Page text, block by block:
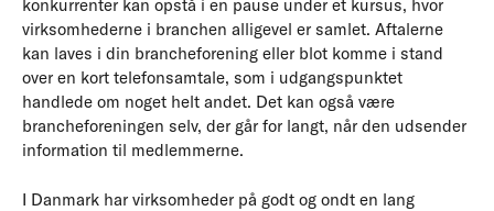
konkurrenter kan opstå i en pause under et kursus, hvor
virksomhederne i branchen alligevel er samlet. Aftalerne
kan laves i din brancheforening eller blot komme i stand
over en kort telefonsamtale, som i udgangspunktet
handlede om noget helt andet. Det kan også være
brancheforeningen selv, der går for langt, når den udsender
information til medlemmerne.
I Danmark har virksomheder på godt og ondt en lang